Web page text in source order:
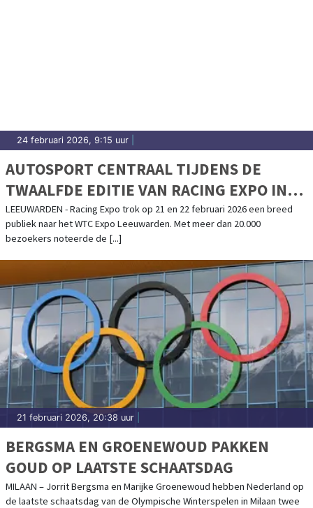
24 februari 2026, 9:15 uur
AUTOSPORT CENTRAAL TIJDENS DE
TWAALFDE EDITIE VAN RACING EXPO IN
WTC EXPO LEEUWARDEN
LEEUWARDEN - Racing Expo trok op 21 en 22 februari 2026 een breed
publiek naar het WTC Expo Leeuwarden. Met meer dan 20.000
bezoekers noteerde de [...]
21 februari 2026, 20:38 uur
BERGSMA EN GROENEWOUD PAKKEN
GOUD OP LAATSTE SCHAATSDAG
MILAAN – Jorrit Bergsma en Marijke Groenewoud hebben Nederland op
de laatste schaatsdag van de Olympische Winterspelen in Milaan twee